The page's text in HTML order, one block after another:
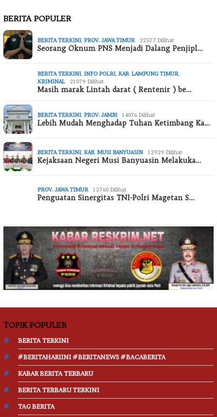
BERITA POPULER
BERITA TERKINI, PROV. JAWA TIMUR 22577 Dilihat
Seorang Oknum PNS Menjadi Dalang Penjipl…
BERITA TERKINI, INFO POLRI, KAB. LAMPUNG TIMUR
KRIMINAL
21079 Dilihat
Masih marak Lintah darat ( Rentenir ) be…
BERITA TERKINI, PROV. JAMBI 14076 Dilihat
Lebih Mudah Menghadap Tuhan Ketimbang Ka…
BERITA TERKINI, KAB. MUSI BANYUASIN 12929 Dilihat
Kejaksaan Negeri Musi Banyuasin Melakuka…
PROV. JAWA TIMUR 12760 Dilihat
Penguatan Sinergitas TNI-Polri Magetan S…
TOPIK POPULER
BERITA TERKINI
#BERITAHARIINI #BERITANEWS #BACABERITA
KABAR BERITA TERBARU
BERITA TERBARU TERKINI
TAG BERITA